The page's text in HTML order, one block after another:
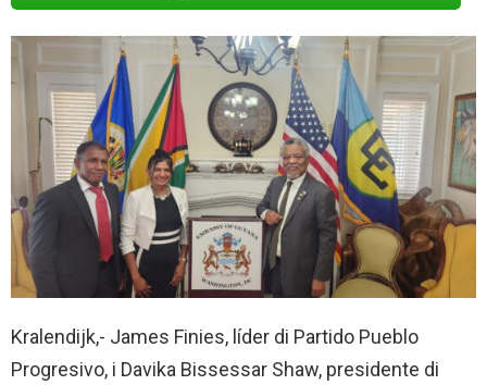
Kralendijk,- James Finies, líder di Partido Pueblo
Progresivo, i Davika Bissessar Shaw, presidente di